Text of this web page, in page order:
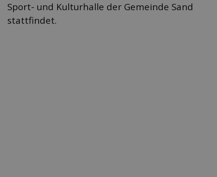
Sport- und Kulturhalle der Gemeinde Sand
stattfindet.